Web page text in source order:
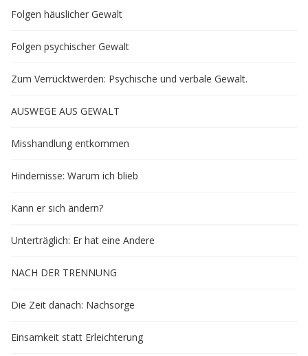
Folgen häuslicher Gewalt
Folgen psychischer Gewalt
Zum Verrücktwerden: Psychische und verbale Gewalt.
AUSWEGE AUS GEWALT
Misshandlung entkommen
Hindernisse: Warum ich blieb
Kann er sich ändern?
Unterträglich: Er hat eine Andere
NACH DER TRENNUNG
Die Zeit danach: Nachsorge
Einsamkeit statt Erleichterung